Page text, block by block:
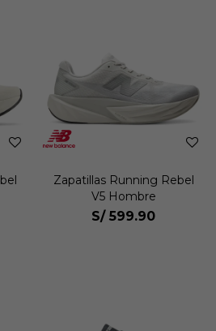
Zapatillas Running Rebel
V5 Hombre
S/ 599.90